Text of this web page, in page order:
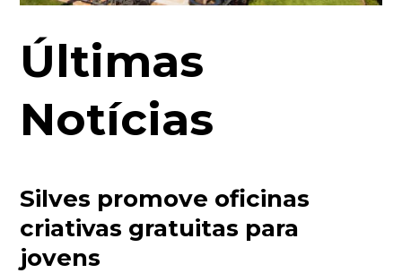
Últimas
Notícias
Silves promove oficinas
criativas gratuitas para
jovens